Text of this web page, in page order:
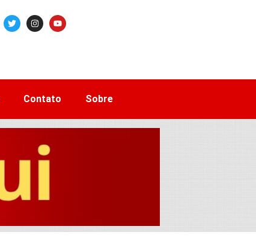
Contato Sobre